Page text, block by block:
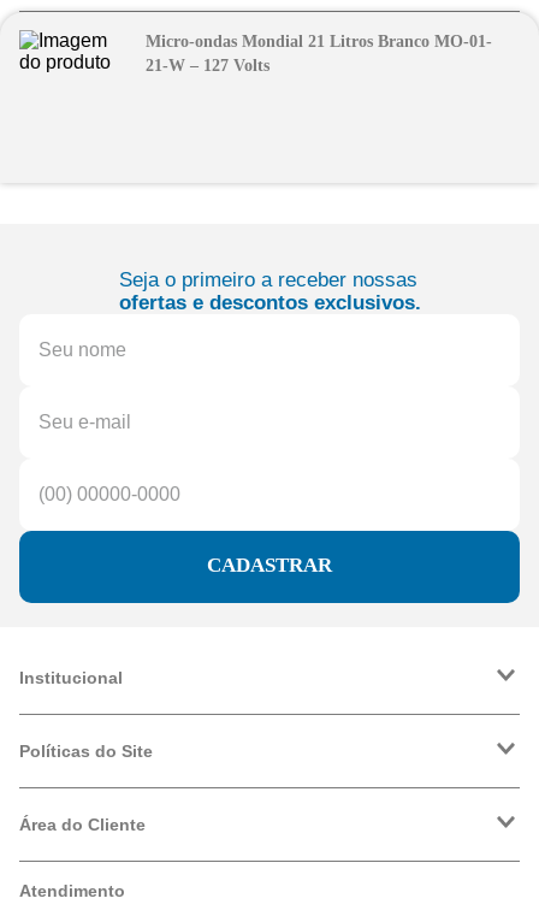
Micro-ondas Mondial 21 Litros Branco MO-01-
21-W – 127 Volts
Seja o primeiro a receber nossas
ofertas e descontos exclusivos.
CADASTRAR
Institucional
Trabalhe Conosco
Políticas do Site
Política de Privacidade
Logística
Área do Cliente
Meus Pedidos
Atendimento